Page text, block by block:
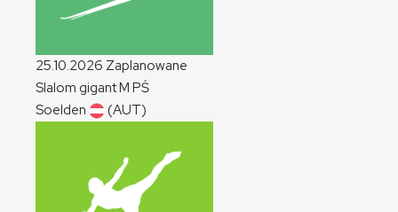
25.10.2026 Zaplanowane
Slalom gigantM PŚ
Soelden
(AUT)